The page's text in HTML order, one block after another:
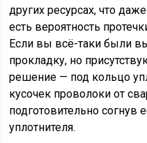
других ресурсах, что
есть вероятность
Если вы всё-таки были
прокладку, но
решение — под кольцо
кусочек проволоки от
подготовительно согнув
уплотнителя.